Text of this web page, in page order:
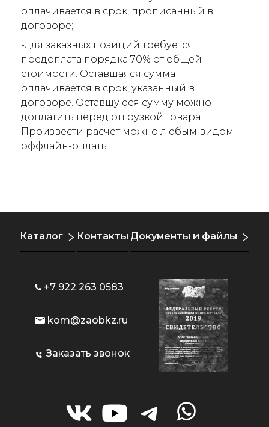
оплачивается в срок, прописанный в
договоре;
-для заказных позиций требуется
предоплата порядка 70% от общей
стоимости. Оставшаяся сумма
оплачивается в срок, указанный в
договоре. Оставшуюся сумму можно
доплатить перед отгрузкой товара.
Произвести расчет можно любым видом
оффлайн-оплаты.
Каталог Контакты Документы и файлы
+7 922 263 0583
kom@zaobkz.ru
Заказать звонок